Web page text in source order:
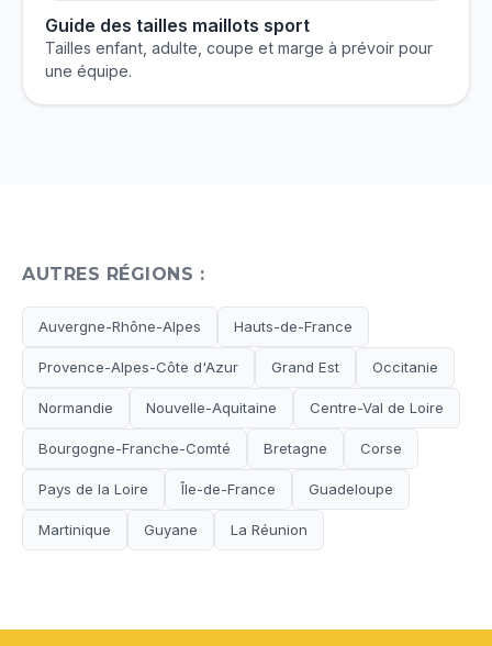
Guide des tailles maillots sport
Tailles enfant, adulte, coupe et marge à prévoir pour
une équipe.
AUTRES RÉGIONS :
Auvergne-Rhône-Alpes Hauts-de-France
Provence-Alpes-Côte d'Azur Grand Est Occitanie
Normandie Nouvelle-Aquitaine Centre-Val de Loire
Bourgogne-Franche-Comté Bretagne Corse
Pays de la Loire Île-de-France Guadeloupe
Martinique Guyane La Réunion